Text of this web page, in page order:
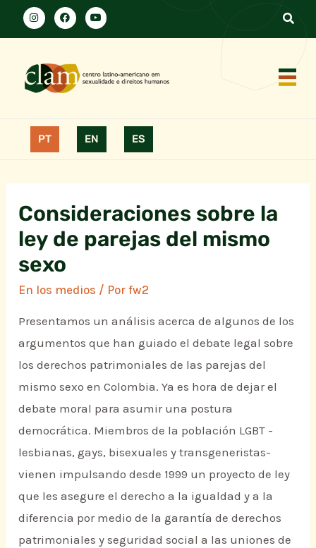
PT EN ES
Consideraciones sobre la
ley de parejas del mismo
sexo
En los medios / Porfw2
Presentamos un análisis acerca de algunos de los
argumentos que han guiado el debate legal sobre
los derechos patrimoniales de las parejas del
mismo sexo en Colombia. Ya es hora de dejar el
debate moral para asumir una postura
democrática. Miembros de la población LGBT -
lesbianas, gays, bisexuales y transgeneristas-
vienen impulsando desde 1999 un proyecto de ley
que les asegure el derecho a la igualdad y a la
diferencia por medio de la garantía de derechos
patrimoniales y seguridad social a las uniones de